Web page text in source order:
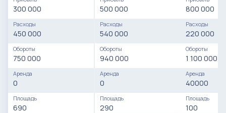
300 000
Расходы
450 000
Обороты
750 000
Аренда
0
Площадь
690
500 000
Расходы
540 000
Обороты
940 000
Аренда
0
Площадь
290
800 000
Расходы
220 000
Обороты
1 100 000
Аренда
40000
Площадь
100